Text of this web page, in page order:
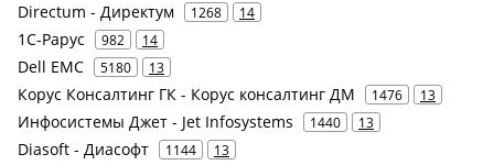
Directum - Директум 1268 14
1С-Рарус 982 14
Dell EMC 5180 13
Корус Консалтинг ГК - Корус консалтинг ДМ 1476 13
Инфосистемы Джет - Jet Infosystems 1440 13
Diasoft - Диасофт 1144 13